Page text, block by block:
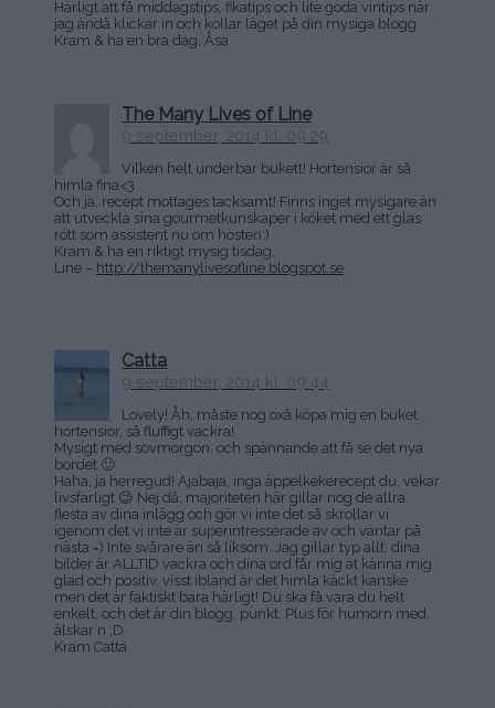
Härligt att få middagstips, fikatips och lite goda vintips när
jag ändå klickar in och kollar läget på din mysiga blogg.
Kram & ha en bra dag, Åsa
The Many Lives of Line
9 september, 2014 kl. 09:29
Vilken helt underbar bukett! Hortensior är så
himla fina<3
Och ja, recept mottages tacksamt! Finns inget mysigare än
att utveckla sina gourmetkunskaper i köket med ett glas
rött som assistent nu om hösten:)
Kram & ha en riktigt mysig tisdag,
Line – http://themanylivesofline.blogspot.se
Catta
9 september, 2014 kl. 09:44
Lovely! Åh, måste nog oxå köpa mig en buket
hortensior, så fluffigt vackra!
Mysigt med sovmorgon, och spännande att få se det nya
bordet 🙂
Haha, ja herregud! Ajabaja, inga äppelkekerecept du, vekar
livsfarligt 😉 Nej då, majoriteten här gillar nog de allra
flesta av dina inlägg och gör vi inte det så skrollar vi
igenom det vi inte är superintresserade av och väntar på
nästa =) Inte svårare än så liksom. Jag gillar typ allt, dina
bilder är ALLTID vackra och dina ord får mig at känna mig
glad och positiv, visst ibland är det himla käckt kanske
men det är faktiskt bara härligt! Du ska få vara du helt
enkelt, och det är din blogg, punkt. Plus för humorn med,
älskar´n ;D
Kram Catta